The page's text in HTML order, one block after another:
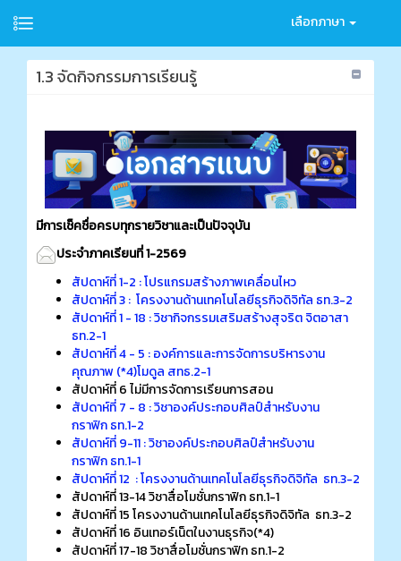
เลือกภาษา
1.3 จัดกิจกรรมการเรียนรู้
มีการเช็คชื่อครบทุกรายวิชาและเป็นปัจจุบัน
ประจำภาคเรียนที่ 1-2569
สัปดาห์ที่ 1-2 : โปรแกรมสร้างภาพเคลื่อนไหว
สัปดาห์ที่ 3 : โครงงานด้านเทคโนโลยีธุรกิจดิจิทัล ธท.3-2
สัปดาห์ที่ 1 - 18 : วิชากิจกรรมเสริมสร้างสุจริต จิตอาสา
ธท.2-1
สัปดาห์ที่ 4 - 5 : องค์การและการจัดการบริหารงาน
คุณภาพ (*4)โมดูล สทธ.2-1
สัปดาห์ที่ 6 ไม่มีการจัดการเรียนการสอน
สัปดาห์ที่ 7 - 8 : วิชาองค์ประกอบศิลป์สำหรับงาน
กราฟิก ธท.1-2
สัปดาห์ที่ 9-11 : วิชาองค์ประกอบศิลป์สำหรับงาน
กราฟิก ธท.1-1
สัปดาห์ที่ 12 : โครงงานด้านเทคโนโลยีธุรกิจดิจิทัล ธท.3-2
สัปดาห์ที่ 13-14 วิชาสื่อโมชั่นกราฟิก ธท.1-1
สัปดาห์ที่ 15 โครงงานด้านเทคโนโลยีธุรกิจดิจิทัล ธท.3-2
สัปดาห์ที่ 16 อินเทอร์เน็ตในงานธุรกิจ(*4)
สัปดาห์ที่ 17-18 วิชาสื่อโมชั่นกราฟิก ธท.1-2